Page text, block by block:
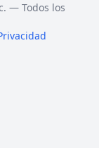
— Todos los